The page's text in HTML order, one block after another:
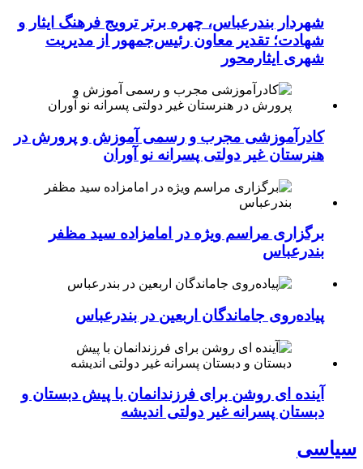
شهردار بندرعباس، چهره برتر ترویج فرهنگ ایثار و
شهادت؛ تقدیر معاون رئیس‌جمهور از مدیریت
شهری ایثارمحور
کادرآموزشی مجرب و رسمی آموزش و پرورش در
هنرستان غیر دولتی پسرانه نو آوران
برگزاری مراسم ویژه در امامزاده سید مظفر
بندرعباس
پیاده‌روی جاماندگان اربعین در بندرعباس
آینده ای روشن برای فرزندانمان با پیش دبستان و
دبستان پسرانه غیر دولتی اندیشه
سیاسی